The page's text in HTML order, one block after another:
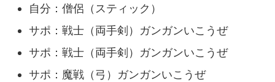
自分：僧侶（スティック）
サポ：戦士（両手剣）ガンガンいこうぜ
サポ：戦士（両手剣）ガンガンいこうぜ
サポ：魔戦（弓）ガンガンいこうぜ